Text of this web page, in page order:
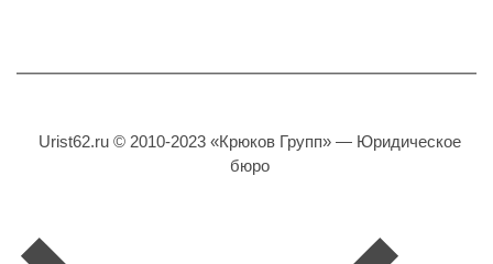
Urist62.ru © 2010-2023 «Крюков Групп» — Юридическое
бюро